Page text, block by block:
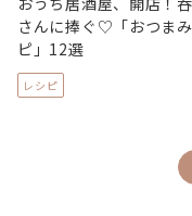
さんに捧ぐ♡「おつま
ピ」12選
レシピ